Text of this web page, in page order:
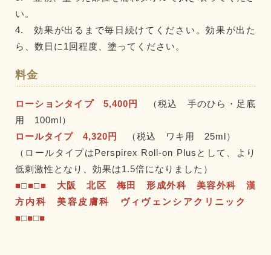
い。
4. 効果が出るまで毎日続けてください。効果が出た
ら、数日に1回程度、塗ってください。
料金
ローションタイプ 5,400円
（税込 手のひら・足底
用 100ml）
ロールタイプ 4,320円
（税込 ワキ用 25ml）
（ロールタイプはPerspirex Roll-on Plusとして、より
低刺激性となり、効果は1.5倍になりました）
■□■□■ 大阪 北区 梅田 形成外科 美容外科 漢
方内科 美容皮膚科 ヴィヴェンシアクリニック
■□■□■